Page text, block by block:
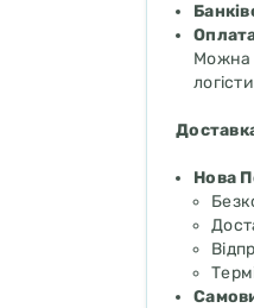
Можна
Нова